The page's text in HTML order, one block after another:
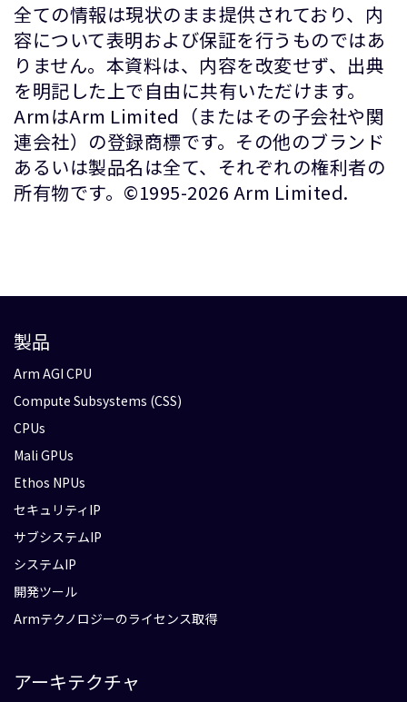
全ての情報は現状のまま提供されており、内
容について表明および保証を行うものではあ
りません。本資料は、内容を改変せず、出典
を明記した上で自由に共有いただけます。
ArmはArm Limited（またはその子会社や関
連会社）の登録商標です。その他のブランド
あるいは製品名は全て、それぞれの権利者の
所有物です。©1995-2026 Arm Limited.
製品
Arm AGI CPU
Compute Subsystems (CSS)
CPUs
Mali GPUs
Ethos NPUs
セキュリティIP
サブシステムIP
システムIP
開発ツール
Armテクノロジーのライセンス取得
アーキテクチャ